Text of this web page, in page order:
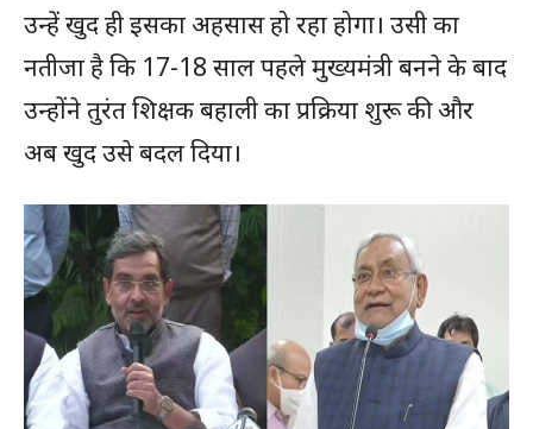
उन्हें खुद ही इसका अहसास हो रहा होगा। उसी का
नतीजा है कि 17-18 साल पहले मुख्यमंत्री बनने के बाद
उन्होंने तुरंत शिक्षक बहाली का प्रक्रिया शुरू की और
अब खुद उसे बदल दिया।